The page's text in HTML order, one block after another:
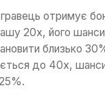
отримує
20x, його шанси
близько
до 40x,